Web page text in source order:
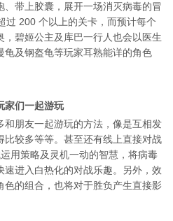
带上胶囊，展开一场消灭病毒的冒
过 200 个以上的关卡，而预计每个
，碧姬公主及库巴一行人也会以医生
龟及钢盔龟等玩家耳熟能详的角色
家们一起游玩
和朋友一起游玩的方法，像是互相发
较多等等。甚至还有线上直接对战
用策略及灵机一动的智慧，将病毒
进入白热化的对战乐趣。另外，效
的组合，也将对于胜负产生直接影